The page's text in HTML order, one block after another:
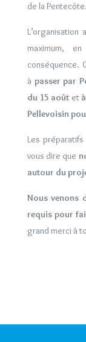
de la Pentecôte.
maximum,
conséquence.
à passer par
du 15 août et
Pellevoisin
Les
vous dire que
autour du
Nous venons
requis pour
grand merci à